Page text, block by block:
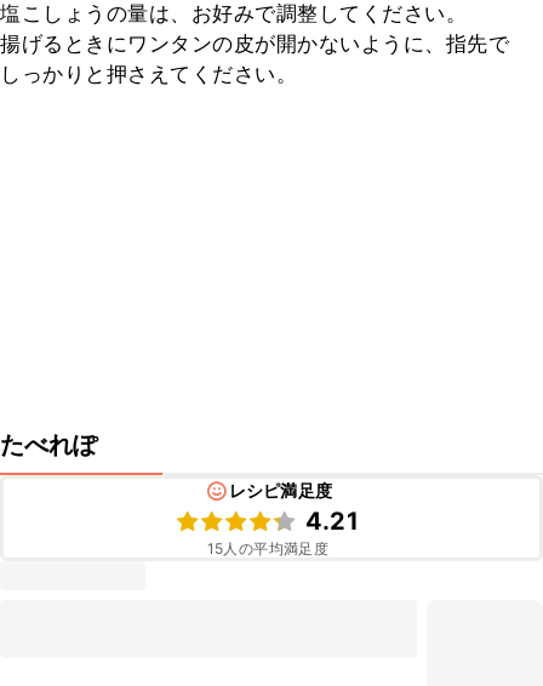
塩こしょうの量は、お好みで調整してください。
揚げるときにワンタンの皮が開かないように、指先で
しっかりと押さえてください。
たべれぽ
レシピ満足度
4.21
15人の平均満足度